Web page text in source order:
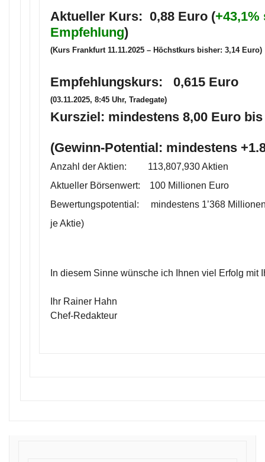
Aktueller Kurs: 0,88 Euro (+43,1%
Empfehlung)
(Kurs Frankfurt 11.11.2025 – Höchstkurs bisher: 3,14 Euro)
Empfehlungskurs: 0,615 Euro
(03.11.2025, 8:45 Uhr, Tradegate)
Kursziel: mindestens 8,00 Euro bis
(Gewinn-Potential: mindestens
Anzahl der Aktien: 113,807,930 Aktien
Aktueller Börsenwert: 100 Millionen Euro
Bewertungspotential: mindestens 1’368
je Aktie)
In diesem Sinne wünsche ich Ihnen viel Erfolg mit
Ihr Rainer Hahn
Chef-Redakteur